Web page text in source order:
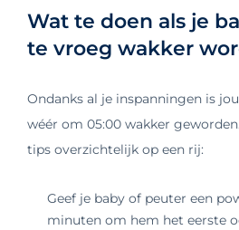
Wat te doen als je
te vroeg wakker
Ondanks al je inspanningen is
wéér om 05:00 wakker
tips overzichtelijk op een rij:
Geef je baby of peuter een
minuten om hem het eerste